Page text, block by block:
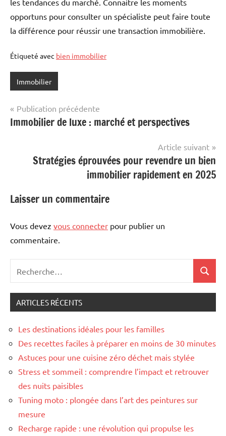
les tendances du marché. Connaitre les moments
opportuns pour consulter un spécialiste peut faire toute
la différence pour réussir une transaction immobilière.
Étiqueté avec bien immobilier
Immobilier
Navigation
de
Publication précédente
Immobilier de luxe : marché et perspectives
Article suivant
Stratégies éprouvées pour revendre un bien
immobilier rapidement en 2025
Laisser un commentaire
Vous devez vous connecter pour publier un
commentaire.
pour
:
ARTICLES RÉCENTS
Les destinations idéales pour les familles
Des recettes faciles à préparer en moins de 30 minutes
Astuces pour une cuisine zéro déchet mais stylée
Stress et sommeil : comprendre l’impact et retrouver
des nuits paisibles
Tuning moto : plongée dans l’art des peintures sur
mesure
Recharge rapide : une révolution qui propulse les